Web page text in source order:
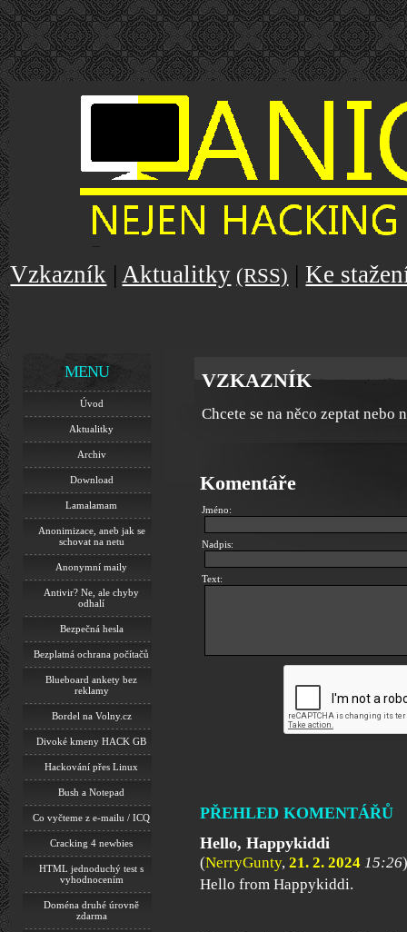
Vzkazník |Aktualitky (RSS) |Ke
MENU
Úvod
Aktualitky
Archiv
Download
Lamalamam
Anonimizace, aneb jak se
schovat na netu
Anonymní maily
Antivir? Ne, ale chyby
odhalí
Bezpečná hesla
Bezplatná ochrana počítačů
Blueboard ankety bez
reklamy
Bordel na Volny.cz
Divoké kmeny HACK GB
Hackování přes Linux
Bush a Notepad
Co vyčteme z e-mailu / ICQ
Cracking 4 newbies
HTML jednoduchý test s
vyhodnocením
Doména druhé úrovně
zdarma
VZKAZNÍK
Chcete se na něco zeptat nebo
Komentáře
Jméno:
Nadpis:
Text:
PŘEHLED KOMENTÁŘŮ
Hello, Happykiddi
(NerryGunty, 21. 2. 2024 15:26)
Hello from Happykiddi.